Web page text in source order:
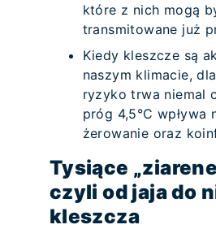
które z nich mogą
transmitowane już
Kiedy kleszcze są
naszym klimacie,
ryzyko trwa niemal
próg 4,5°C wpływa
żerowanie oraz
Tysiące
czyli od jaja do
kleszcza